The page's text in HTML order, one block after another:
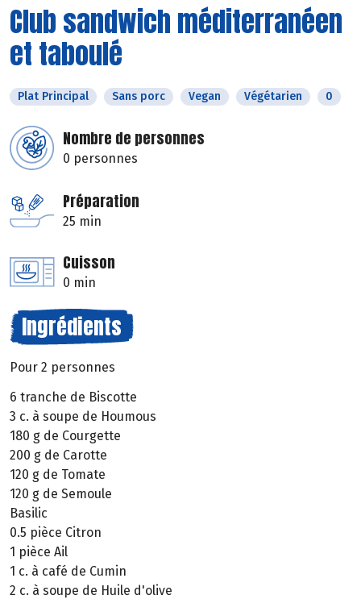
Club sandwich méditerranéen
et taboulé
Plat Principal Sans porc Vegan Végétarien 0
Nombre de personnes
0 personnes
Préparation
25 min
Cuisson
0 min
Ingrédients
Pour 2 personnes
6 tranche de Biscotte
3 c. à soupe de Houmous
180 g de Courgette
200 g de Carotte
120 g de Tomate
120 g de Semoule
Basilic
0.5 pièce Citron
1 pièce Ail
1 c. à café de Cumin
2 c. à soupe de Huile d'olive